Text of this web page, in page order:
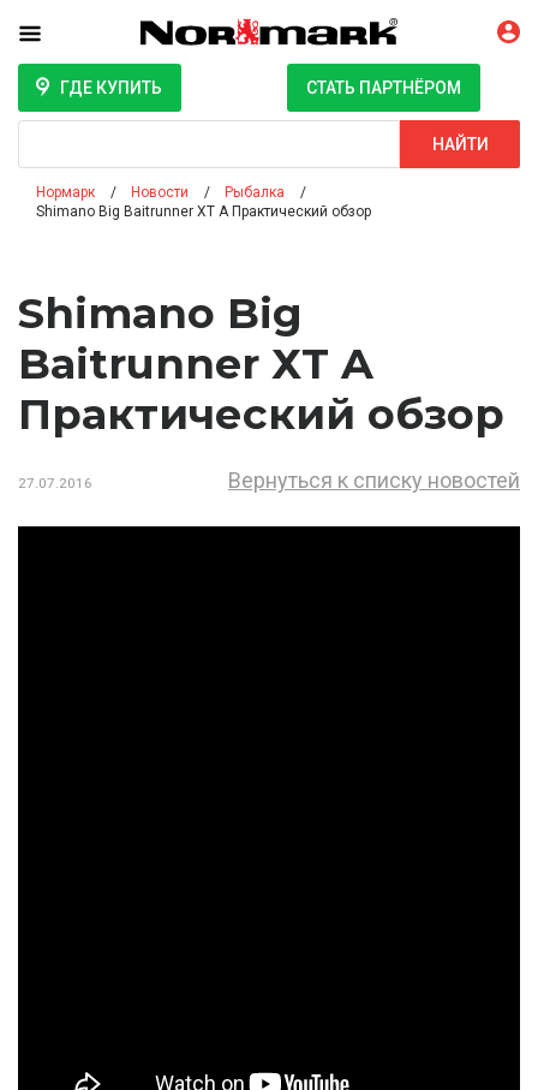
ГДЕ КУПИТЬ СТАТЬ ПАРТНЁРОМ
НАЙТИ
Нормарк Новости
Рыбалка
Shimano Big Baitrunner ХT A Практический обзор
Shimano Big
Baitrunner ХT A
Практический обзор
27.07.2016 Вернуться к списку новостей